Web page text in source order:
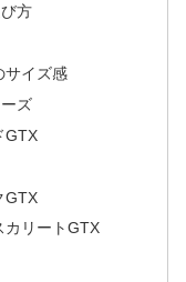
方
サイズ感
ズ
GTX
GTX
カリートGTX